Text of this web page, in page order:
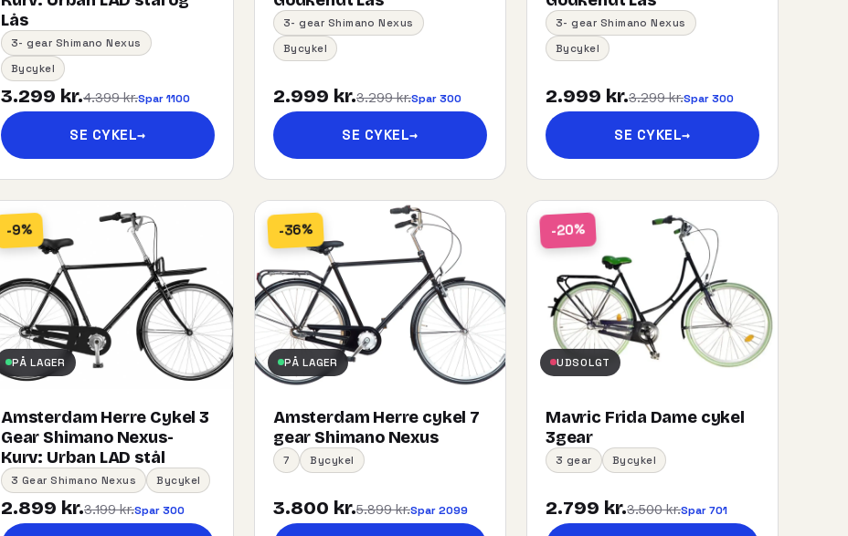
Lås
3- gear Shimano Nexus
Bycykel
3.299 kr.4.399 kr.Spar 1100
SE CYKEL→
3- gear Shimano Nexus
Bycykel
2.999 kr.3.299 kr.Spar 300
SE CYKEL→
3- gear Shimano Nexus
Bycykel
2.999 kr.3.299 kr.Spar 300
SE CYKEL→
-9%
PÅ LAGER
Amsterdam Herre Cykel 3
Gear Shimano Nexus-
Kurv:​ ​Urban​ ​LAD​ ​stål
3 Gear Shimano Nexus Bycykel
2.899 kr.3.199 kr.Spar 300
-36%
PÅ LAGER
Amsterdam Herre cykel 7
gear Shimano Nexus
7 Bycykel
3.800 kr.5.899 kr.Spar 2099
-20%
UDSOLGT
Mavric Frida Dame cykel
3gear
3 gear Bycykel
2.799 kr.3.500 kr.Spar 701